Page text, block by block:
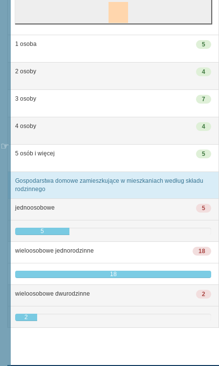
5
1 osoba
4
2 osoby
7
3 osoby
4
4 osoby
5
5 osób i więcej
Gospodarstwa domowe zamieszkujące w mieszkaniach według składu
rodzinnego
5
jednoosobowe
5
18
wieloosobowe jednorodzinne
18
2
wieloosobowe dwurodzinne
2